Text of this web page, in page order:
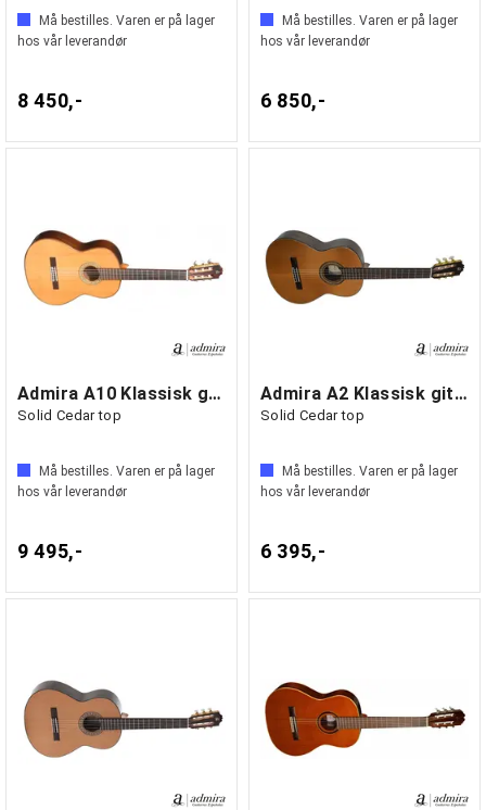
Må bestilles. Varen er på lager
hos vår leverandør
8 450,-
Må bestilles. Varen er på lager
hos vår leverandør
6 850,-
Admira A10 Klassisk gitar
Solid Cedar top
Må bestilles. Varen er på lager
hos vår leverandør
9 495,-
Admira A2 Klassisk gitar
Solid Cedar top
Må bestilles. Varen er på lager
hos vår leverandør
6 395,-